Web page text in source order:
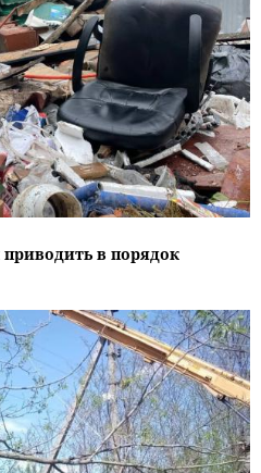
приводить в порядок